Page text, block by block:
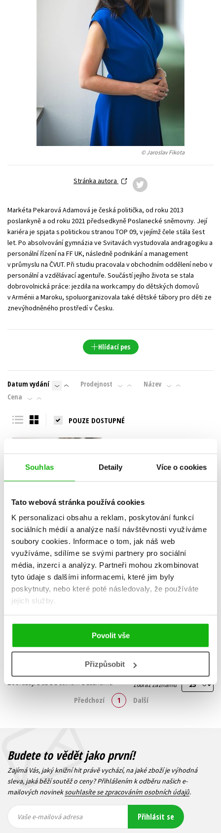
Souhlas Detaily Více o cookies
Tato webová stránka používá cookies
K personalizaci obsahu a reklam, poskytování funkcí
sociálních médií a analýze naší návštěvnosti využíváme
soubory cookies. Informace o tom, jak náš web
využíváme, sdílíme se svými partnery pro sociální
média, inzerci a analýzy. Partneři mohou zkombinovat
tyto údaje s dalšími informacemi, které jim byly
poskytnuty, nebo které poté následovaly, že používáte
jejich služby.
Povolit vše
Přizpůsobit
Zahraniční literatura Zdraví a životní styl
Všechny tituly
© Jaroslav Fikota
Stránka autora
Markéta Pekarová Adamová je česká politička, od roku 2013
poslankyně a od roku 2021 předsedkyně Poslanecké sněmovny. Její
kariéra je spjata s politickou stranou TOP 09, v jejímž čele stála šest
let. Po absolvování gymnázia ve Svitavách vystudovala andragogiku a
personální řízení na FF UK, následně podnikání a management
v průmyslu na ČVUT. Při studiu pracovala v obchodním oddělení nebo v
personální a vzdělávací agentuře. Součástí jejího života se stala
dobrovolnická práce: jezdila na workcampy do dětských domovů
v Arménii a Maroku, spoluorganizovala také dětské tábory pro děti ze
znevýhodněného prostředí v Česku.
Hlídací pes
Datum vydání Prodejnost
Název
Cena
POUZE DOSTUPNÉ
Nejsem z cukru ani ze
železa
Markéta Pekarová Adamová,
Tereza Šídlová
Zobraz záznamů
Zobrazuji 1 až 1 z celkem 1 záznamů
Předchozí 1 Další
Budete to vědět jako první!
Zajímá Vás, jaký knižní hit právě vychází, na jaké zboží je výhodná
sleva, jaká běží soutěž o ceny? Přihlášením k odběru našich e-
mailových novineksouhlasíte se zpracováním osobních údajů.
mailová
mailová
Vaše e-mailová adresa Přihlásit se